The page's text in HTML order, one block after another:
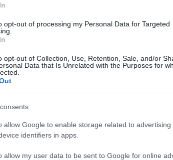
opt-out of processing my Personal Data for Targeted
opt-out of Collection, Use, Retention, Sale, and/or
Data that Is Unrelated with the Purposes for
allow Google to enable storage related to advertising
identifiers in apps.
allow my user data to be sent to Google for online
a gennaio: “Sto puntando a
-. Ancelotti e Mourinho? Ci sono
al Real Madrid non abbiamo mai
ha voluto puntualizzare: “Quando
ricordino come un grande giocatore.
non sono arrabbiato, capisco il suo